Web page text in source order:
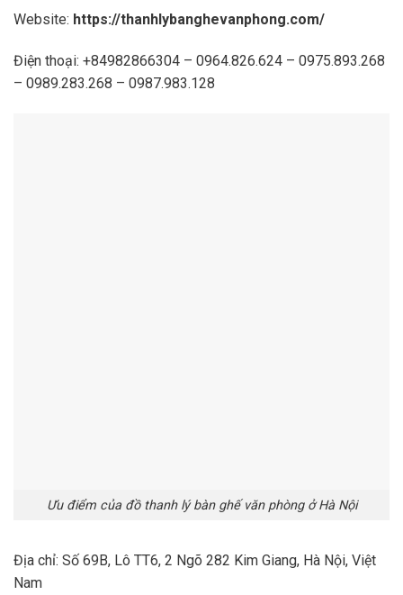
Website: https://thanhlybanghevanphong.com/
Điện thoại: +84982866304 – 0964.826.624 – 0975.893.268
– 0989.283.268 – 0987.983.128
Ưu điểm của đồ thanh lý bàn ghế văn phòng ở Hà Nội
Địa chỉ: Số 69B, Lô TT6, 2 Ngõ 282 Kim Giang, Hà Nội, Việt
Nam